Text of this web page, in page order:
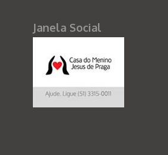
Janela Social